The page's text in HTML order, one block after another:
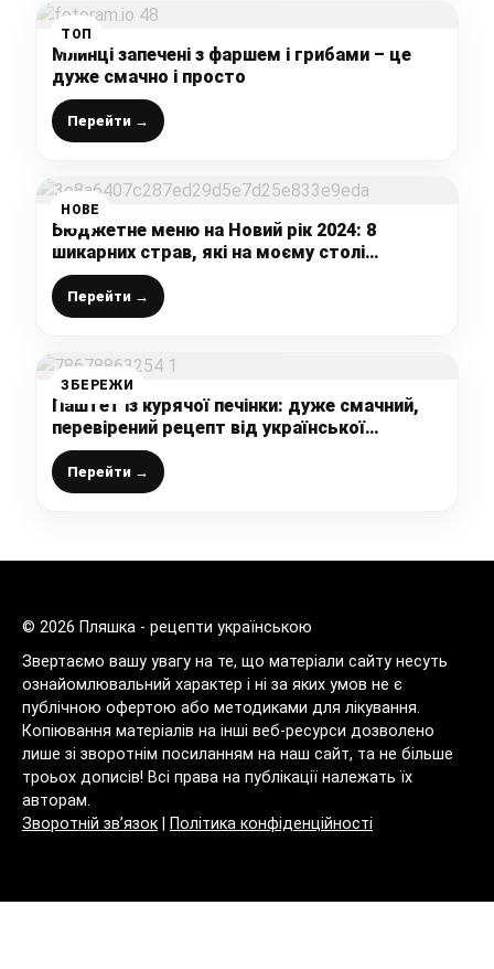
ТОП
Млинці запечені з фаршем і грибами – це
дуже смачно і просто
Перейти →
НОВЕ
Бюджетне меню на Новий рік 2024: 8
шикарних страв, які на моєму столі
з’їдаються першими (впевнена,
сподобається кожному)
Перейти →
ЗБЕРЕЖИ
Паштет із курячої печінки: дуже смачний,
перевірений рецепт від української
господині
Перейти →
© 2026 Пляшка - рецепти українською
Звертаємо вашу увагу на те, що матеріали сайту несуть
ознайомлювальний характер і ні за яких умов не є
публічною офертою або методиками для лікування.
Копіювання матеріалів на інші веб-ресурси дозволено
лише зі зворотнім посиланням на наш сайт, та не більше
троьох дописів! Всі права на публікації належать їх
авторам.
Зворотній зв’язок
Політика конфіденційності